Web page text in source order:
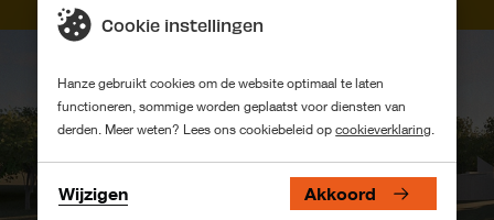
Cookie instellingen
Hanze gebruikt cookies om de website optimaal te laten
functioneren, sommige worden geplaatst voor diensten van
derden. Meer weten? Lees ons cookiebeleid opcookieverklaring.
Wijzigen Akkoord